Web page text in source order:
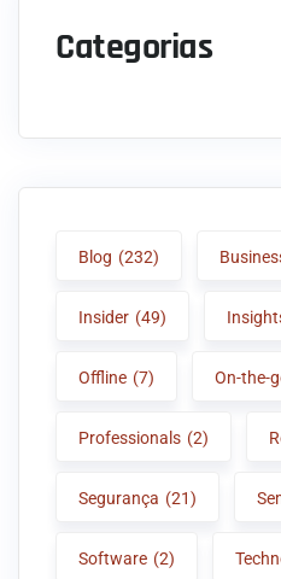
Categorias
Blog (232)
Insider (49)
Offline (7) On-the-
Professionals (2)
Segurança (21)
Software (2)